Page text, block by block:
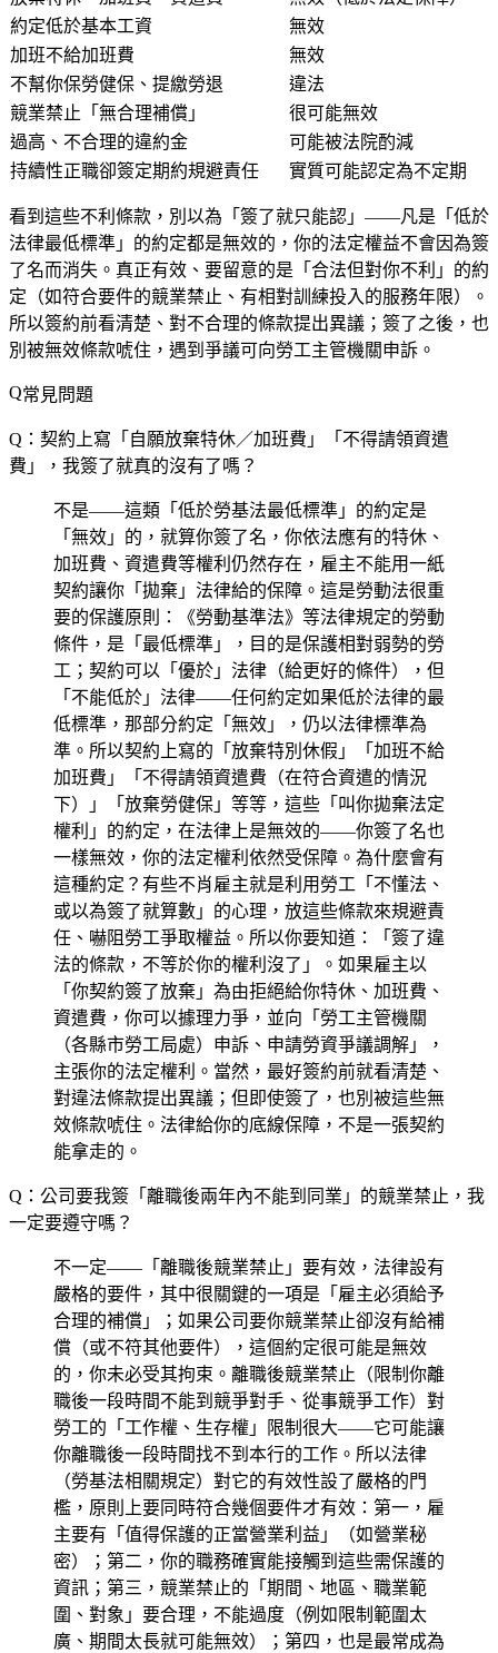
約定低於基本工資
無效
加班不給加班費
無效
不幫你保勞健保、提繳勞退
違法
競業禁止「無合理補償」
很可能無效
過高、不合理的違約金
可能被法院酌減
持續性正職卻簽定期約規避責任
實質可能認定為不定期
看到這些不利條款，別以為「簽了就只能認」——凡是「低於
法律最低標準」的約定都是無效的，你的法定權益不會因為簽
了名而消失。真正有效、要留意的是「合法但對你不利」的約
定（如符合要件的競業禁止、有相對訓練投入的服務年限）。
所以簽約前看清楚、對不合理的條款提出異議；簽了之後，也
別被無效條款唬住，遇到爭議可向勞工主管機關申訴。
常見問題
Q：契約上寫「自願放棄特休／加班費」「不得請領資遣
費」，我簽了就真的沒有了嗎？
不是——這類「低於勞基法最低標準」的約定是
「無效」的，就算你簽了名，你依法應有的特休、
加班費、資遣費等權利仍然存在，雇主不能用一紙
契約讓你「拋棄」法律給的保障。這是勞動法很重
要的保護原則：《勞動基準法》等法律規定的勞動
條件，是「最低標準」，目的是保護相對弱勢的勞
工；契約可以「優於」法律（給更好的條件），但
「不能低於」法律——任何約定如果低於法律的最
低標準，那部分約定「無效」，仍以法律標準為
準。所以契約上寫的「放棄特別休假」「加班不給
加班費」「不得請領資遣費（在符合資遣的情況
下）」「放棄勞健保」等等，這些「叫你拋棄法定
權利」的約定，在法律上是無效的——你簽了名也
一樣無效，你的法定權利依然受保障。為什麼會有
這種約定？有些不肖雇主就是利用勞工「不懂法、
或以為簽了就算數」的心理，放這些條款來規避責
任、嚇阻勞工爭取權益。所以你要知道：「簽了違
法的條款，不等於你的權利沒了」。如果雇主以
「你契約簽了放棄」為由拒絕給你特休、加班費、
資遣費，你可以據理力爭，並向「勞工主管機關
（各縣市勞工局處）申訴、申請勞資爭議調解」，
主張你的法定權利。當然，最好簽約前就看清楚、
對違法條款提出異議；但即使簽了，也別被這些無
效條款唬住。法律給你的底線保障，不是一張契約
能拿走的。
Q：公司要我簽「離職後兩年內不能到同業」的競業禁止，我
一定要遵守嗎？
不一定——「離職後競業禁止」要有效，法律設有
嚴格的要件，其中很關鍵的一項是「雇主必須給予
合理的補償」；如果公司要你競業禁止卻沒有給補
償（或不符其他要件），這個約定很可能是無效
的，你未必受其拘束。離職後競業禁止（限制你離
職後一段時間不能到競爭對手、從事競爭工作）對
勞工的「工作權、生存權」限制很大——它可能讓
你離職後一段時間找不到本行的工作。所以法律
（勞基法相關規定）對它的有效性設了嚴格的門
檻，原則上要同時符合幾個要件才有效：第一，雇
主要有「值得保護的正當營業利益」（如營業秘
密）；第二，你的職務確實能接觸到這些需保護的
資訊；第三，競業禁止的「期間、地區、職業範
圍、對象」要合理，不能過度（例如限制範圍太
廣、期間太長就可能無效）；第四，也是最常成為